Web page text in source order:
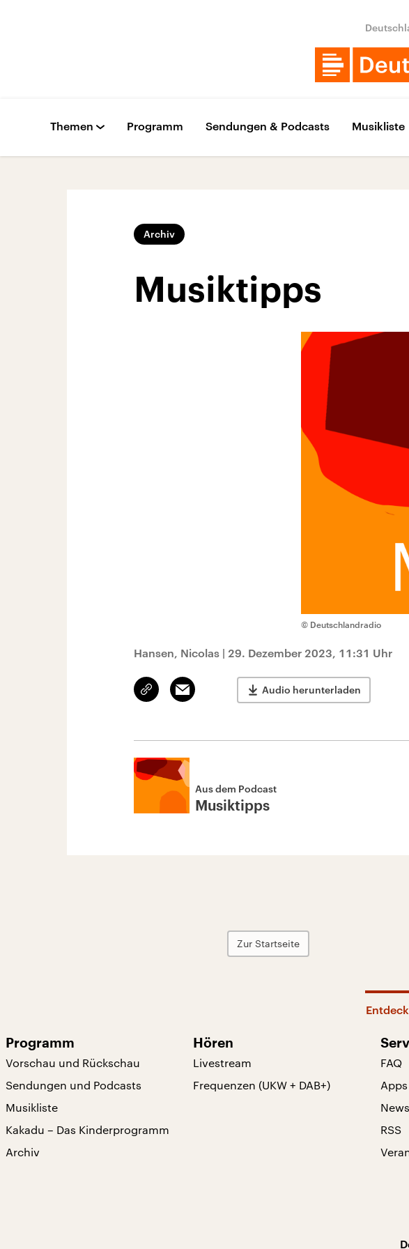
Themen Programm Sendungen & Podcasts Musikliste
Archiv
Musiktipps
© Deutschlandradio
Hansen, Nicolas | 29. Dezember 2023, 11:31 Uhr
Link
kopieren/teilen
Email Audio herunterladen
Aus dem Podcast
Musiktipps
Zur Startseite
Programm
Vorschau und Rückschau
Sendungen und Podcasts
Musikliste
Kakadu – Das Kinderprogramm
Archiv
Hören
Livestream
Frequenzen (UKW + DAB+)
FAQ
Apps
RSS